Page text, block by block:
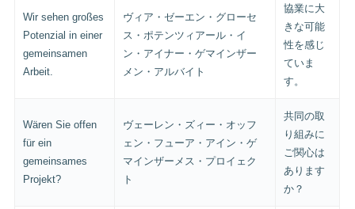
Wir sehen großes
Potenzial in einer
gemeinsamen
Arbeit.
ヴィア・ゼーエン・グローセ
ス・ポテンツィアール・イ
ン・アイナー・ゲマインザー
メン・アルバイト
協業に大
きな可能
性を感じ
ていま
す。
Wären Sie offen
für ein
gemeinsames
Projekt?
ヴェーレン・ズィー・オッフ
ェン・フューア・アイン・ゲ
マインザーメス・プロイェク
ト
共同の取
り組みに
ご関心は
あります
か？